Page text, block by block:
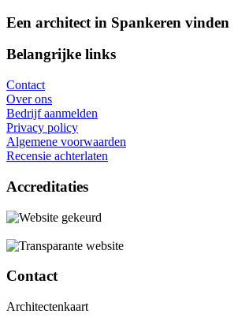
Een architect in Spankeren vinden
Belangrijke links
Contact
Over ons
Bedrijf aanmelden
Privacy policy
Algemene voorwaarden
Recensie achterlaten
Accreditaties
Contact
Architectenkaart